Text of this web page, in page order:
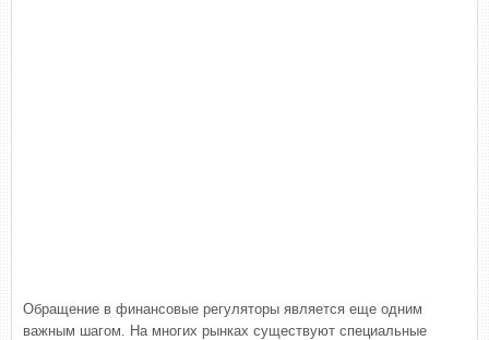
Обращение в финансовые регуляторы является еще одним
важным шагом. На многих рынках существуют специальные